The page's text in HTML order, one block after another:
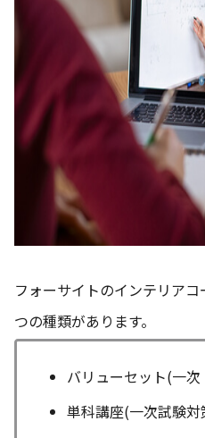
フォーサイトのインテリア
つの種類があります。
バリューセット(一
単科講座(一次試験対